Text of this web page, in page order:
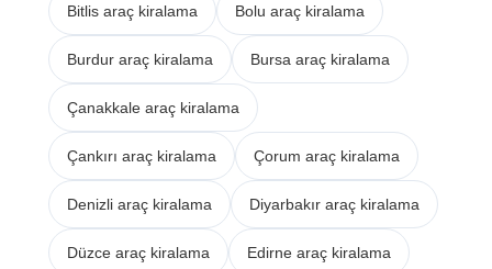
Bitlis araç kiralama Bolu araç kiralama
Burdur araç kiralama Bursa araç kiralama
Çanakkale araç kiralama
Çankırı araç kiralama Çorum araç kiralama
Denizli araç kiralama Diyarbakır araç kiralama
Düzce araç kiralama Edirne araç kiralama